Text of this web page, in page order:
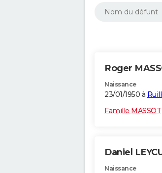
Roger
Naissance
23/01/1950 à
Famille MASSOT
Daniel
Naissance